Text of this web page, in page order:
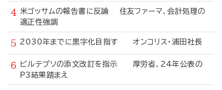
米ゴッサムの報告書に反論 住友ファーマ、会計処理の
適正性強調
2030年までに黒字化目指す オンコリス・浦田社長
ビルテプソの添文改訂を指示 厚労省、24年公表の
P3結果踏まえ